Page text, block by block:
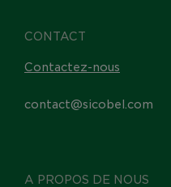
A PROPOS DE NOUS
CONTACT
Contactez-nous
contact@sicobel.com